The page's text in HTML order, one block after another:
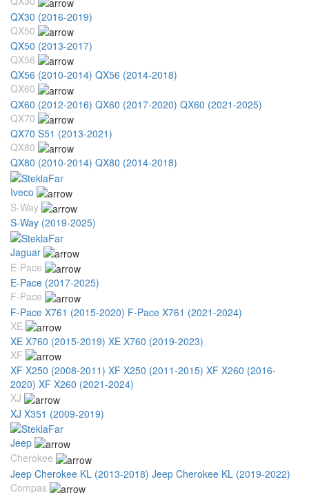
QX30 (2016-2019)
QX50
QX50 (2013-2017)
QX56
QX56 (2010-2014) QX56 (2014-2018)
QX60
QX60 (2012-2016) QX60 (2017-2020) QX60 (2021-2025)
QX70
QX70 S51 (2013-2021)
QX80
QX80 (2010-2014) QX80 (2014-2018)
Iveco
S-Way
S-Way (2019-2025)
Jaguar
E-Pace
E-Pace (2017-2025)
F-Pace
F-Pace X761 (2015-2020) F-Pace X761 (2021-2024)
XE
XE X760 (2015-2019) XE X760 (2019-2023)
XF
XF X250 (2008-2011) XF X250 (2011-2015) XF X260 (2016-
2020) XF X260 (2021-2024)
XJ
XJ X351 (2009-2019)
Jeep
Cherokee
Jeep Cherokee KL (2013-2018) Jeep Cherokee KL (2019-2022)
Compas